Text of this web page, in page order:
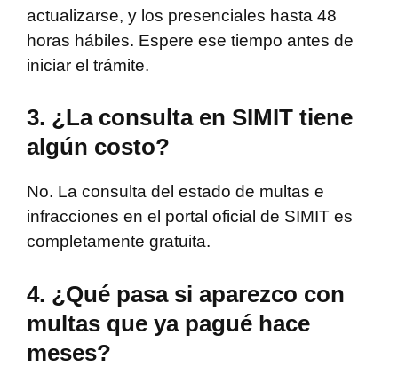
actualizarse, y los presenciales hasta 48
horas hábiles. Espere ese tiempo antes de
iniciar el trámite.
3. ¿La consulta en SIMIT tiene
algún costo?
No. La consulta del estado de multas e
infracciones en el portal oficial de SIMIT es
completamente gratuita.
4. ¿Qué pasa si aparezco con
multas que ya pagué hace
meses?